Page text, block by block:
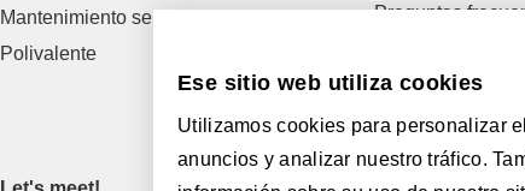
Mantenimiento sencillo
Polivalente
Preguntas
General terms of
conditions
Ese sitio web utiliza cookies
Utilizamos cookies para personalizar
anuncios y analizar nuestro tráfico.